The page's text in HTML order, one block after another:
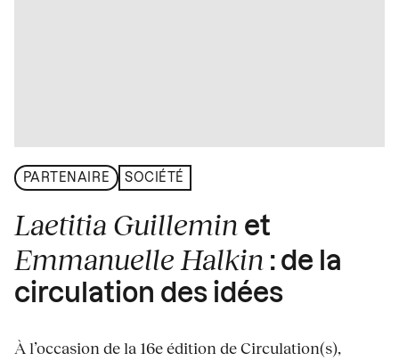
PARTENAIRE SOCIÉTÉ
Laetitia Guillemin et
Emmanuelle Halkin : de la
circulation des idées
À l’occasion de la 16e édition de Circulation(s),